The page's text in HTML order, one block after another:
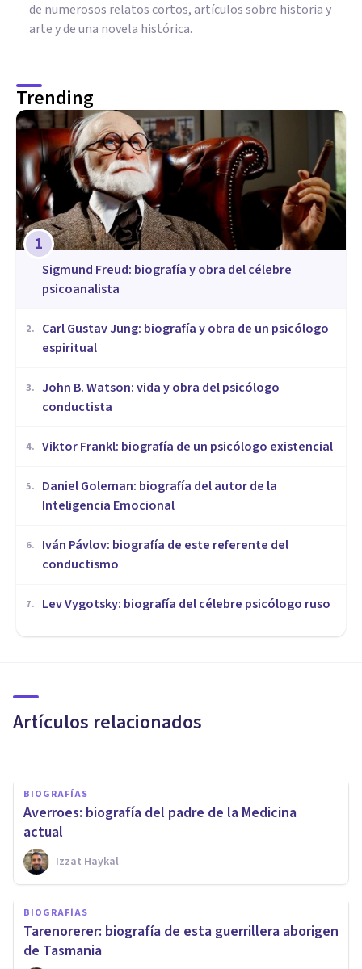
de numerosos relatos cortos, artículos sobre historia y
arte y de una novela histórica.
Trending
1
Sigmund Freud: biografía y obra del célebre
psicoanalista
2.
​Carl Gustav Jung: biografía y obra de un psicólogo
espiritual
3. John B. Watson: vida y obra del psicólogo
conductista
4. Viktor Frankl: biografía de un psicólogo existencial
5.
Daniel Goleman: biografía del autor de la
Inteligencia Emocional
6.
Iván Pávlov: biografía de este referente del
conductismo
7. Lev Vygotsky: biografía del célebre psicólogo ruso
Artículos relacionados
Michelangelo Buonarroti:
Renacimiento
BIOGRAFÍAS
Averroes: biografía del padre de la Medicina
actual
Izzat Haykal
BIOGRAFÍAS
Tarenorerer: biografía de esta guerrillera aborigen
de Tasmania
BIOGRAFÍAS
Molière: biografía del autor
más importante del Gran Siglo
francés